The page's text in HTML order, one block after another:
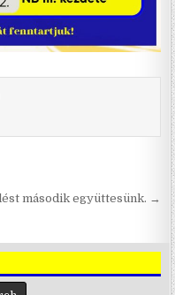
második együttesünk. →